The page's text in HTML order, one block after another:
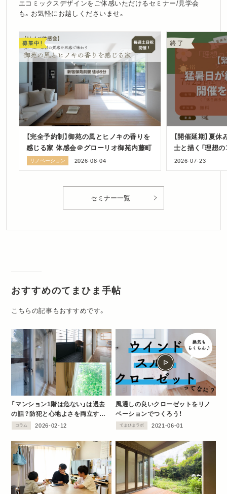
エコミックスデザインをご体感いただけるセミナー/見学会
も。お気軽にお越しくださいませ。
【完全予約制】御苑の風とヒノキの香りを
感じる家 体感会＠グローリオ御苑内藤町
リノベーション 2026-08-04
【開催延期】夏
士と描く「理想
ショップ in 豊
2026-07-23
セミナー一覧
おすすめのてまひま手帖
こちらの記事もおすすめです。
「マンション1階は危ない」は過去
の話？防犯と心地よさを両立する
リノベーションの工夫
コラム 2026-02-12
風通しの良いクローゼットをリノ
ベーションでつくろう！
てまひまラボ 2021-06-01